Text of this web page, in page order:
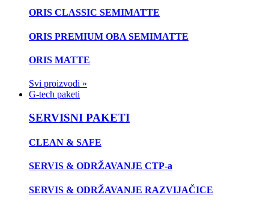
ORIS CLASSIC SEMIMATTE
ORIS PREMIUM OBA SEMIMATTE
ORIS MATTE
Svi proizvodi »
G-tech paketi
SERVISNI PAKETI
CLEAN & SAFE
SERVIS & ODRŽAVANJE CTP-a
SERVIS & ODRŽAVANJE RAZVIJAČICE